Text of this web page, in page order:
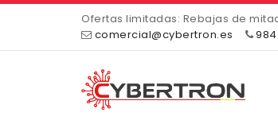
Ofertas limitadas: Rebajas de
comercial@cybertron.es
984